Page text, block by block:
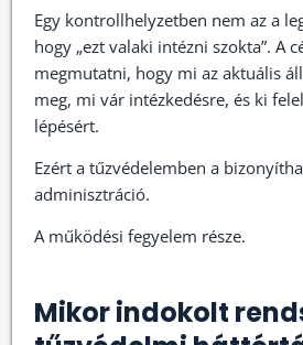
Egy kontrollhelyzetben nem az a
hogy „ezt valaki intézni szokta”. A
megmutatni, hogy mi az aktuális
meg, mi vár intézkedésre, és ki
lépésért.
Ezért a tűzvédelemben a
adminisztráció.
A működési fegyelem része.
Mikor indokolt